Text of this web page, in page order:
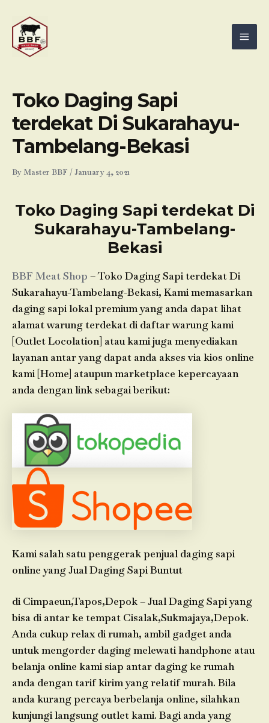
content
Toko Daging Sapi
terdekat Di Sukarahayu-
Tambelang-Bekasi
By Master BBF /January 4, 2021
Toko Daging Sapi terdekat Di
Sukarahayu-Tambelang-
Bekasi
BBF Meat Shop – Toko Daging Sapi terdekat Di
Sukarahayu-Tambelang-Bekasi, Kami memasarkan
daging sapi lokal premium yang anda dapat lihat
alamat warung terdekat di daftar warung kami
[Outlet Locolation] atau kami juga menyediakan
layanan antar yang dapat anda akses via kios online
kami [Home] ataupun marketplace kepercayaan
anda dengan link sebagai berikut:
Kami salah satu penggerak penjual daging sapi
online yang Jual Daging Sapi Buntut
di Cimpaeun,Tapos,Depok – Jual Daging Sapi yang
bisa di antar ke tempat Cisalak,Sukmajaya,Depok.
Anda cukup relax di rumah, ambil gadget anda
untuk mengorder daging melewati handphone atau
belanja online kami siap antar daging ke rumah
anda dengan tarif kirim yang relatif murah. Bila
anda kurang percaya berbelanja online, silahkan
kunjungi langsung outlet kami. Bagi anda yang